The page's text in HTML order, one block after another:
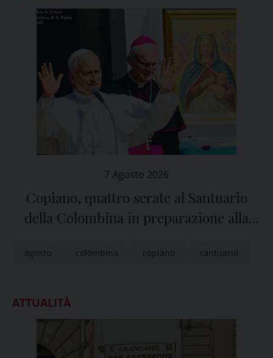
7 Agosto 2026
Copiano, quattro serate al Santuario
della Colombina in preparazione alla
agosto colombina copiano santuario
ATTUALITÀ